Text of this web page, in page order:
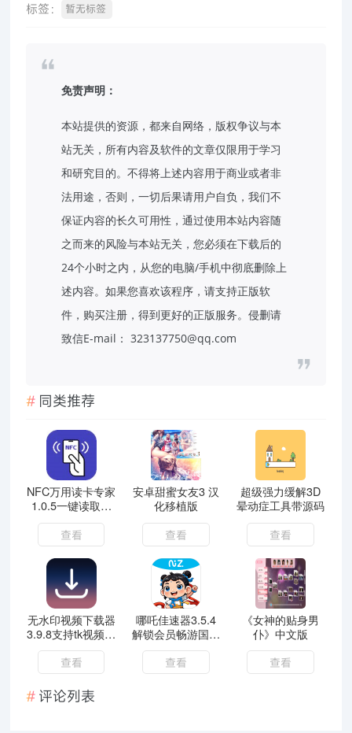
标签： 暂无标签
免责声明：
本站提供的资源，都来自网络，版权争议与本
站无关，所有内容及软件的文章仅限用于学习
和研究目的。不得将上述内容用于商业或者非
法用途，否则，一切后果请用户自负，我们不
保证内容的长久可用性，通过使用本站内容随
之而来的风险与本站无关，您必须在下载后的
24个小时之内，从您的电脑/手机中彻底删除上
述内容。如果您喜欢该程序，请支持正版软
件，购买注册，得到更好的正版服务。侵删请
致信E-mail： 323137750@qq.com
同类推荐
NFC万用读卡专家
1.0.5一键读取复
制各种卡免费无广
查看
安卓甜蜜女友3 汉
化移植版
查看
超级强力缓解3D
晕动症工具带源码
查看
无水印视频下载器
3.9.8支持tk视频一
键提取
查看
哪吒佳速器3.5.4
解锁会员畅游国内
外手游
查看
《女神的贴身男
仆》中文版
查看
评论列表